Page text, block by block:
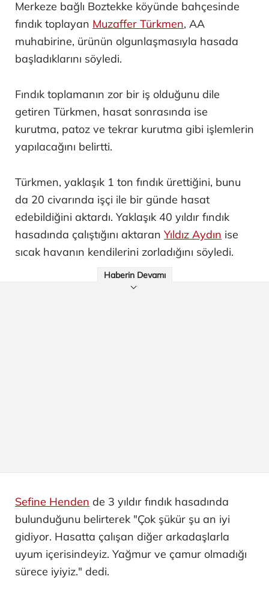
Merkeze bağlı Boztekke köyünde bahçesinde
fındık toplayan Muzaffer Türkmen, AA
muhabirine, ürünün olgunlaşmasıyla hasada
başladıklarını söyledi.
Fındık toplamanın zor bir iş olduğunu dile
getiren Türkmen, hasat sonrasında ise
kurutma, patoz ve tekrar kurutma gibi işlemlerin
yapılacağını belirtti.
Türkmen, yaklaşık 1 ton fındık ürettiğini, bunu
da 20 civarında işçi ile bir günde hasat
edebildiğini aktardı. Yaklaşık 40 yıldır fındık
hasadında çalıştığını aktaran Yıldız Aydın ise
sıcak havanın kendilerini zorladığını söyledi.
Haberin Devamı
Sefine Henden de 3 yıldır fındık hasadında
bulunduğunu belirterek "Çok şükür şu an iyi
gidiyor. Hasatta çalışan diğer arkadaşlarla
uyum içerisindeyiz. Yağmur ve çamur olmadığı
sürece iyiyiz." dedi.